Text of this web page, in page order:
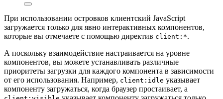
При использовании островков клиентский JavaScript
загружается только для явно интерактивных компонентов,
которые вы отмечаете с помощью директив client:*.
А поскольку взаимодействие настраивается на уровне
компонентов, вы можете устанавливать различные
приоритеты загрузки для каждого компонента в зависимости
от его использования. Например, client:idle указывает
компоненту загружаться, когда браузер простаивает, а